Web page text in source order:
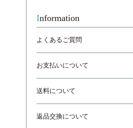
Information
よくあるご質問
お支払いについて
送料について
返品交換について